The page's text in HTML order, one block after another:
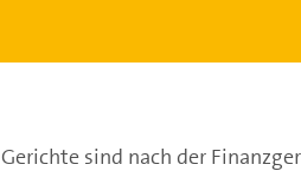
Gerichte sind nach der